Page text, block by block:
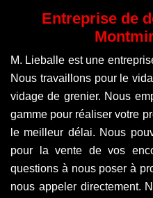
Entreprise de
M. Lieballe est une
Nous travaillons pour le
vidage de grenier. Nous
gamme pour réaliser votre
le meilleur délai. Nous
pour la vente de vos
questions à nous poser à
nous appeler directement.